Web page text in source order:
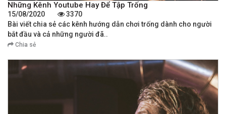
Những Kênh Youtube Hay Để Tập Trống
15/08/2020
3370
Bài viết chia sẻ các kênh hướng dẫn chơi trống dành cho người
bắt đầu và cả những người đã..
Chia sẻ